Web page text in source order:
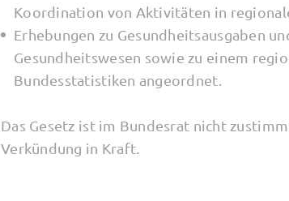
Koordination von Aktivitäten in
Erhebungen zu Gesundheitsausgaben
Gesundheitswesen sowie zu einem
Bundesstatistiken angeordnet.
Das Gesetz ist im Bundesrat nicht
Verkündung in Kraft.